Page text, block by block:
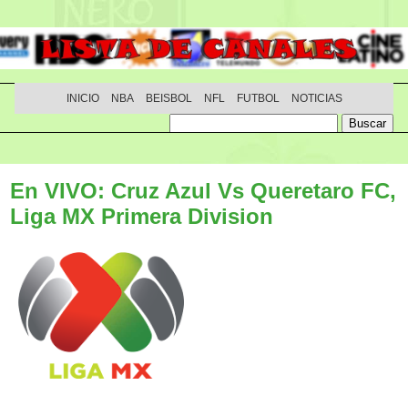
INICIO NBA BEISBOL NFL FUTBOL NOTICIAS
En VIVO: Cruz Azul Vs Queretaro FC,
Liga MX Primera Division